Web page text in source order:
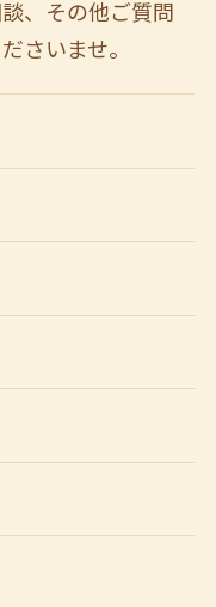
、その他ご質問
さいませ。